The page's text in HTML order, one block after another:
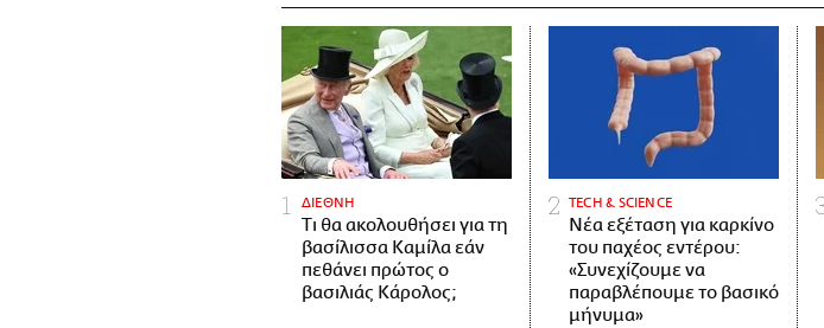
ΔΙΕΘΝΗ
Τι θα ακολουθήσει για τη
βασίλισσα Καμίλα εάν
πεθάνει πρώτος ο
βασιλιάς Κάρολος;
ΤECH & SCIENCE
Νέα εξέταση για καρκίνο
του παχέος εντέρου:
«Συνεχίζουμε να
παραβλέπουμε το βασικό
μήνυμα»